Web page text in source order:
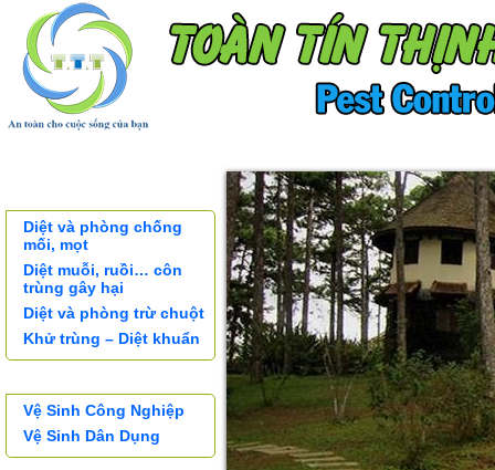
Diệt và phòng chống
mối, mọt
Diệt muỗi, ruồi… côn
trùng gây hại
Diệt và phòng trừ chuột
Khử trùng – Diệt khuẩn
Vệ Sinh Công Nghiệp
Vệ Sinh Dân Dụng